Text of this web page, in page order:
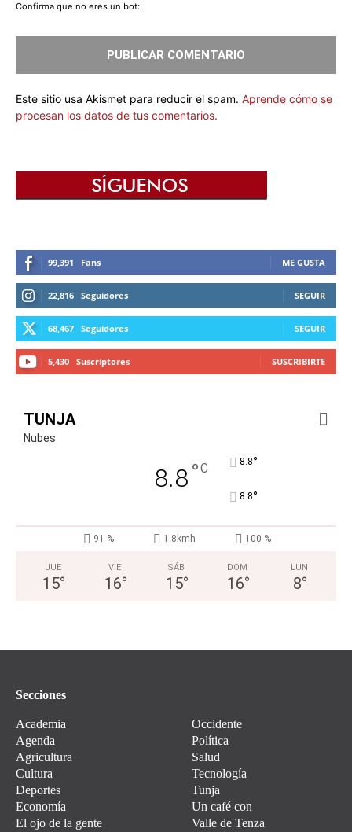
Confirma que no eres un bot:
Este sitio usa Akismet para reducir el spam. Aprende cómo se
procesan los datos de tus comentarios.
99,391 Fans ME GUSTA
22,816 Seguidores SEGUIR
68,467 Seguidores SEGUIR
5,430 Suscriptores SUSCRIBIRTE
TUNJA
Nubes
8.8°C 8.8°
8.8°
91 % 1.8kmh 100 %
JUE
15°
VIE
16°
SÁB
15°
DOM
16°
LUN
8°
Secciones
Academia
Agenda
Agricultura
Cultura
Deportes
Economía
El ojo de la gente
Occidente
Política
Salud
Tecnología
Tunja
Un café con
Valle de Tenza